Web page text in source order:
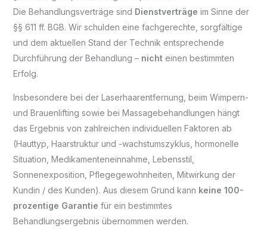
Die Behandlungsverträge sind Dienstverträge im Sinne der
§§ 611 ff. BGB. Wir schulden eine fachgerechte, sorgfältige
und dem aktuellen Stand der Technik entsprechende
Durchführung der Behandlung – nichteinen bestimmten
Erfolg.
Insbesondere bei der Laserhaarentfernung, beim Wimpern-
und Brauenlifting sowie bei Massagebehandlungen hängt
das Ergebnis von zahlreichen individuellen Faktoren ab
(Hauttyp, Haarstruktur und -wachstumszyklus, hormonelle
Situation, Medikamenteneinnahme, Lebensstil,
Sonnenexposition, Pflegegewohnheiten, Mitwirkung der
Kundin / des Kunden). Aus diesem Grund kann keine 100-
prozentige Garantie für ein bestimmtes
Behandlungsergebnis übernommen werden.